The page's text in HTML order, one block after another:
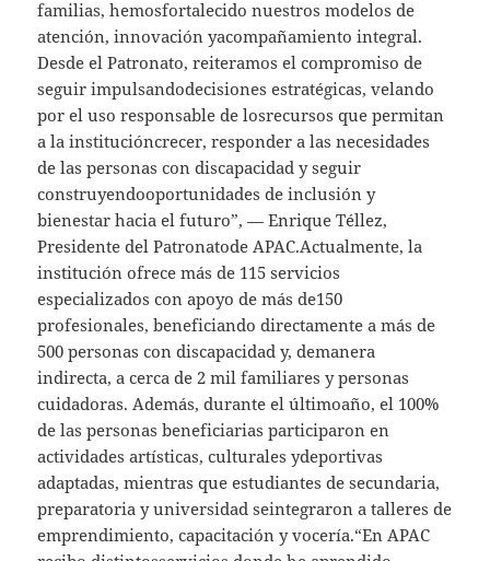
familias, hemosfortalecido nuestros modelos de
atención, innovación yacompañamiento integral.
Desde el Patronato, reiteramos el compromiso de
seguir impulsandodecisiones estratégicas, velando
por el uso responsable de losrecursos que permitan
a la institucióncrecer, responder a las necesidades
de las personas con discapacidad y seguir
construyendooportunidades de inclusión y
bienestar hacia el futuro”, — Enrique Téllez,
Presidente del Patronatode APAC.Actualmente, la
institución ofrece más de 115 servicios
especializados con apoyo de más de150
profesionales, beneficiando directamente a más de
500 personas con discapacidad y, demanera
indirecta, a cerca de 2 mil familiares y personas
cuidadoras. Además, durante el últimoaño, el 100%
de las personas beneficiarias participaron en
actividades artísticas, culturales ydeportivas
adaptadas, mientras que estudiantes de secundaria,
preparatoria y universidad seintegraron a talleres de
emprendimiento, capacitación y vocería.“En APAC